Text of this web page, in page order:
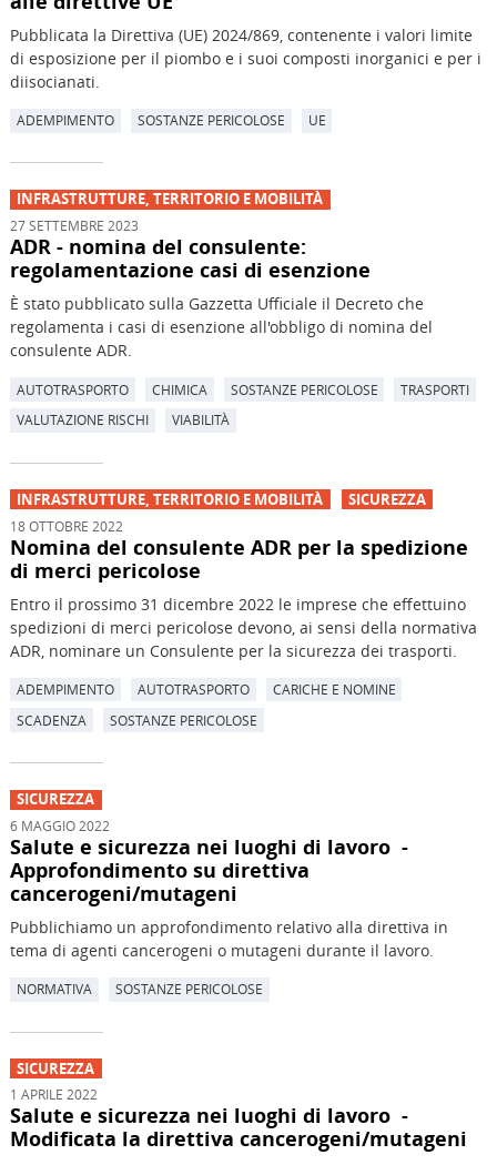
Pubblicata la Direttiva (UE) 2024/869, contenente i valori limite
di esposizione per il piombo e i suoi composti inorganici e per i
diisocianati.
ADEMPIMENTO SOSTANZE PERICOLOSE UE
INFRASTRUTTURE, TERRITORIO E MOBILITÀ
27 SETTEMBRE 2023
ADR - nomina del consulente:
regolamentazione casi di esenzione
È stato pubblicato sulla Gazzetta Ufficiale il Decreto che
regolamenta i casi di esenzione all'obbligo di nomina del
consulente ADR.
AUTOTRASPORTO CHIMICA SOSTANZE PERICOLOSE
TRASPORTI
VALUTAZIONE RISCHI
VIABILITÀ
INFRASTRUTTURE, TERRITORIO E MOBILITÀ SICUREZZA
18 OTTOBRE 2022
Nomina del consulente ADR per la spedizione
di merci pericolose
Entro il prossimo 31 dicembre 2022 le imprese che effettuino
spedizioni di merci pericolose devono, ai sensi della normativa
ADR, nominare un Consulente per la sicurezza dei trasporti.
ADEMPIMENTO AUTOTRASPORTO
CARICHE E NOMINE
SCADENZA
SOSTANZE PERICOLOSE
SICUREZZA
6 MAGGIO 2022
Salute e sicurezza nei luoghi di lavoro -
Approfondimento su direttiva
cancerogeni/mutageni
Pubblichiamo un approfondimento relativo alla direttiva in
tema di agenti cancerogeni o mutageni durante il lavoro.
NORMATIVA SOSTANZE PERICOLOSE
SICUREZZA
1 APRILE 2022
Salute e sicurezza nei luoghi di lavoro -
Modificata la direttiva cancerogeni/mutageni